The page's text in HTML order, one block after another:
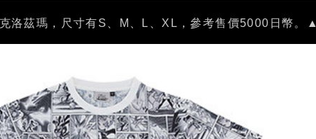
洛茲瑪，尺寸有S、M、L、XL，參考售價5000日幣。▲